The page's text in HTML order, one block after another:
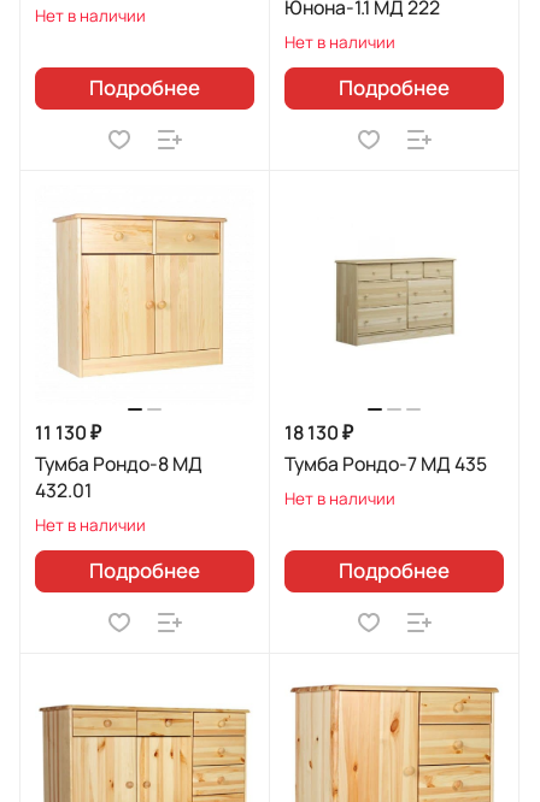
Нет в наличии
Подробнее
Юнона-1.1 МД 222
Нет в наличии
Подробнее
11 130 ₽
Тумба Рондо-8 МД
432.01
Нет в наличии
Подробнее
18 130 ₽
Тумба Рондо-7 МД 435
Нет в наличии
Подробнее